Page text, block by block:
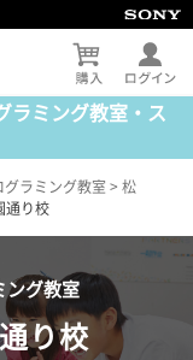
ラミング教室・ス
グラミング教室 > 松
通り校
ング教室
り校